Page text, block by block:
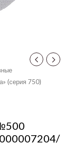
(серия 750)
000007204/